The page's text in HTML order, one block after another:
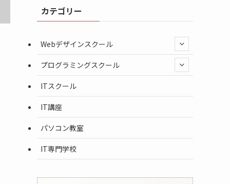
カテゴリー
Webデザインスクール
プログラミングスクール
ITスクール
IT講座
パソコン教室
IT専門学校